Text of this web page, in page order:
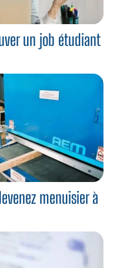
un job étudiant
menuisier à